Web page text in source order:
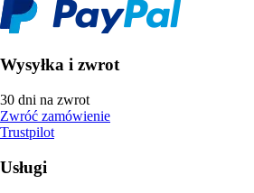
Wysyłka i zwrot
30 dni na zwrot
Zwróć zamówienie
Trustpilot
Usługi